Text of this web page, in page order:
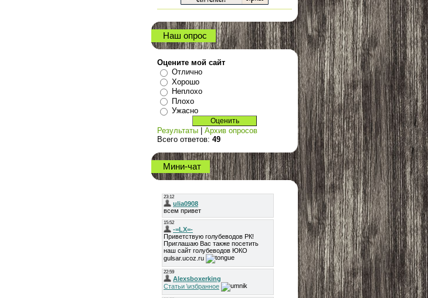
Наш опрос
Оцените мой сайт
Отлично
Хорошо
Неплохо
Плохо
Ужасно
Результаты | Архив опросов
Всего ответов: 49
Мини-чат